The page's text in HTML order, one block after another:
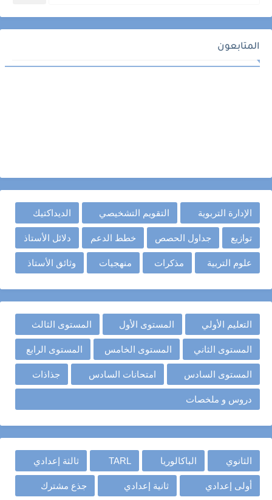
المتابعون
الإدارة التربوية التقويم التشخيصي الديداكتيك
توازيع جداول الحصص خطط الدعم دلائل الأستاذ
علوم التربية مذكرات منهجيات وثائق الأستاذ
التعليم الأولي المستوى الأول المستوى الثالث
المستوى الثاني المستوى الخامس المستوى الرابع
المستوى السادس امتحانات السادس جذاذات
دروس و ملخصات
الثانوي الباكالوريا TARL ثالثة إعدادي
أولى إعدادي ثانية إعدادي جذع مشترك